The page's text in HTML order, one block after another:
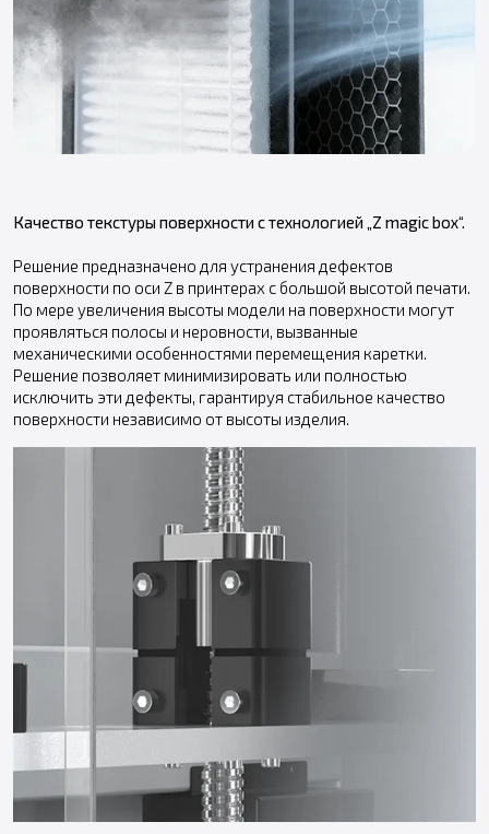
Качество текстуры поверхности с технологией „Z magic box“.
Решение предназначено для устранения дефектов
поверхности по оси Z в принтерах с большой высотой печати.
По мере увеличения высоты модели на поверхности могут
проявляться полосы и неровности, вызванные
механическими особенностями перемещения каретки.
Решение позволяет минимизировать или полностью
исключить эти дефекты, гарантируя стабильное качество
поверхности независимо от высоты изделия.